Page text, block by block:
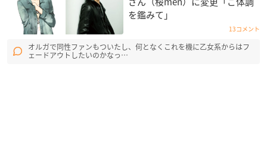
を鑑みて」
13コメント
オルガで同性ファンもついたし、何となくこれを機に乙女系からはフ
ェードアウトしたいのかなっ…